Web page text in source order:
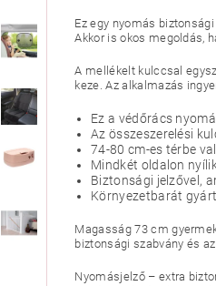
Ez egy nyomás
Akkor is okos megoldás,
A mellékelt kulccsal
keze. Az alkalmazás
Ez a védőrács
Az összeszerelési
74-80 cm-es térbe
Mindkét oldalon
Biztonsági jelzővel,
Környezetbarát
Magasság 73 cm
biztonsági szabvány és
Nyomásjelző – extra